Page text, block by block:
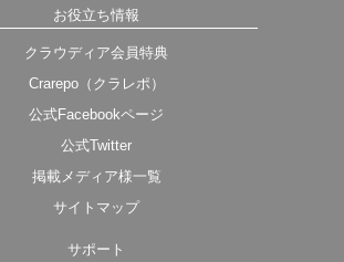
お役立ち情報
クラウディア会員特典
Crarepo（クラレポ）
公式Facebookページ
公式Twitter
掲載メディア様一覧
サイトマップ
サポート